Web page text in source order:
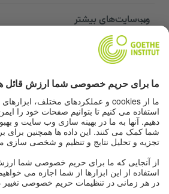
وب‌سایت‌های بیشتر
Community “Deutsch für dich”
تمرین زبان آلمانی به صورت رایگان
دوره‌های زبان آلمانی مؤسسه گوته
پورتال معلمان "Deutschstunde"
حریم خصوصی و دسترسی‌پذیری
تنظیمات حریم خصوصی